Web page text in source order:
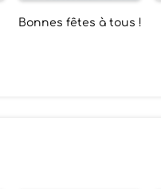
Bonnes fêtes à tous !